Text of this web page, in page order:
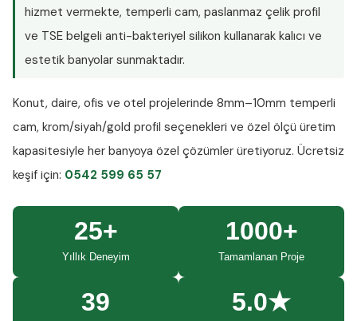
hizmet vermekte, temperli cam, paslanmaz çelik profil
ve TSE belgeli anti-bakteriyel silikon kullanarak kalıcı ve
estetik banyolar sunmaktadır.
Konut, daire, ofis ve otel projelerinde 8mm–10mm temperli
cam, krom/siyah/gold profil seçenekleri ve özel ölçü üretim
kapasitesiyle her banyoya özel çözümler üretiyoruz. Ücretsiz
keşif için: 0542 599 65 57
25+
Yıllık Deneyim
1000+
Tamamlanan Proje
39 5.0★